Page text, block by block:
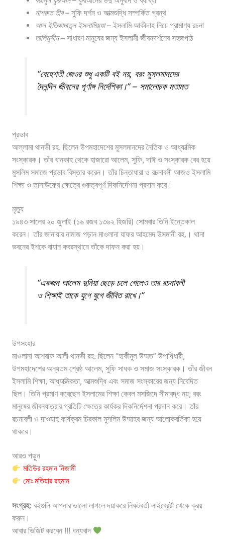
নাশরুত তীব– সুফি দর্শন ও আত্মশুদ্ধি সম্পর্কিত গ্রন্থ
আল ইতিকাদাতুল ইসলামিয়্যা– ইসলামি আকীদাহ নিয়ে প্রামাণ্য রচনা
তালিমুদ্দীন– সাধারণ মানুষের জন্য ইসলামী জীবনদর্শনের সহজপাঠ
“বেহেশতী জেওর শুধু একটি বই নয়, বরং মুসলমানদের
দৈনন্দিন জীবনের পূর্ণাঙ্গ নির্দেশিকা।” – সমালোচক মতামত
প্রভাব
আল্লামা থানভী রহ. ছিলেন উপমহাদেশের মুসলমানদের নৈতিক ও আধ্যাত্মিক
সংস্কারক। তাঁর খানকাহ থেকে হাজারো আলেম, সুফি, দাঈ ও সংস্কারক বের হয়ে
মুসলিম সমাজে প্রভাব বিস্তার করেন। তাঁর চিন্তাধারা ও রচনাবলী আজও ইসলামি
শিক্ষা ও তাসাউফের ক্ষেত্রে গুরুত্বপূর্ণ দিকনির্দেশনা প্রদান করে।
মৃত্যু
১৯৪৩ সালের ২০ জুলাই (১৬ রজব ১৩৬২ হিজরি) সোমবার তিনি ইন্তেকাল
করেন। তাঁর জানাযার নামাজ পড়ান মাওলানা যাফর আহমেদ উসমানী রহ.। থানা
ভবনের ইশকে বাযান কবরস্থানে তাঁকে দাফন করা হয়।
“একজন আলেম দুনিয়া ছেড়ে চলে গেলেও তার রচনাবলী
ও শিক্ষাই তাকে যুগে যুগে জীবিত রাখে।”
উপসংহার
মাওলানা আশরাফ আলী থানভী রহ. ছিলেন “হাকীমুল উম্মত” উপাধিধারী,
উপমহাদেশের অন্যতম শ্রেষ্ঠ আলেম, সুফি সাধক ও সমাজ সংস্কারক। তাঁর জীবন
ইসলামি শিক্ষা, আধ্যাত্মিকতা, আত্মশুদ্ধি এবং সমাজ সংস্কারের জন্য নিবেদিত
ছিল। তিনি প্রমাণ করেছেন ইসলামের শিক্ষা কেবল মসজিদে সীমাবদ্ধ নয়; বরং
মানুষের জীবনযাত্রার প্রতিটি ক্ষেত্রে কার্যকর দিকনির্দেশনা প্রদান করে। তাঁর
রচনাবলী ও দাওয়াহ কার্যক্রম চিরকাল মুসলিম উম্মাহর জন্য আলোকবর্তিকা হয়ে
থাকবে।
আরও পড়ুন
মতিউর রহমান নিজামী
মোঃ মতিয়ার রহমান
সংগ্রহ: বইগুলি আপনার ভালো লাগলে দয়াকরে নিকটবর্তী লাইব্রেরী থেকে ক্রয়
করুন।
আবার ভিজিট করবেন !!! ধন্যবাদ